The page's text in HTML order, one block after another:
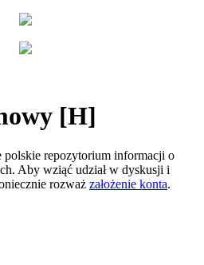
[H]
polskie repozytorium informacji o
Aby wziąć udział w dyskusji i
rozważ założenie konta.